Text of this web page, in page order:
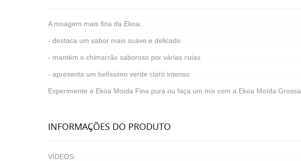
A moagem mais fina da Ekoa:
- destaca um sabor mais suave e delicado
- mantém o chimarrão saboroso por várias cuias
- apresenta um belíssimo verde claro intenso
Experimente a Ekoa Moída Fina pura ou faça um mix com a Ekoa Moída Grossa.
INFORMAÇÕES DO PRODUTO
VÍDEOS: